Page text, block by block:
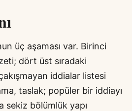
üç aşaması var. Birinci
dört üst sıradaki
iddialar listesi
taslak; popüler bir iddiayı
sekiz bölümlük yapı